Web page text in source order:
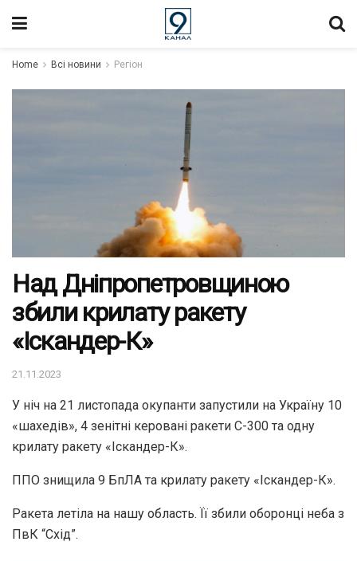
Home Всі новини Регіон
Над Дніпропетровщиною
збили крилату ракету
«Іскандер-К»
21.11.2023
У ніч на 21 листопада окупанти запустили на Україну 10
«шахедів», 4 зенітні керовані ракети С-300 та одну
крилату ракету «Іскандер-К».
ППО знищила 9 БпЛА та крилату ракету «Іскандер-К».
Ракета летіла на нашу область. Її збили оборонці неба з
ПвК “Схід”.